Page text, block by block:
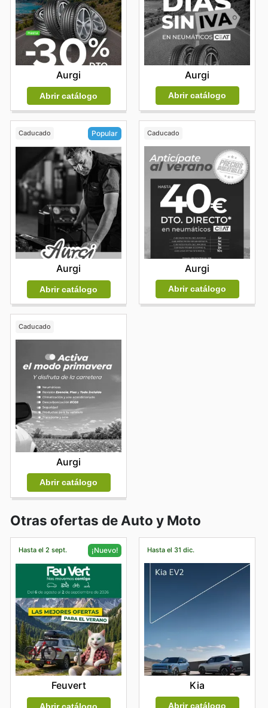
Aurgi
Abrir catálogo
Aurgi
Abrir catálogo
Caducado Popular
Aurgi
Abrir catálogo
Caducado
Aurgi
Abrir catálogo
Caducado
Aurgi
Abrir catálogo
Otras ofertas de Auto y Moto
Hasta el 2 sept. ¡Nuevo!
Feuvert
Abrir catálogo
Hasta el 31 dic.
Kia
Abrir catálogo